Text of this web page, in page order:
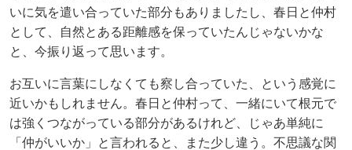
いに気を遣い合っていた部分もありましたし、春日と仲村
として、自然とある距離感を保っていたんじゃないかな
と、今振り返って思います。
お互いに言葉にしなくても察し合っていた、という感覚に
近いかもしれません。春日と仲村って、一緒にいて根元で
は強くつながっている部分があるけれど、じゃあ単純に
「仲がいいか」と言われると、また少し違う。不思議な関